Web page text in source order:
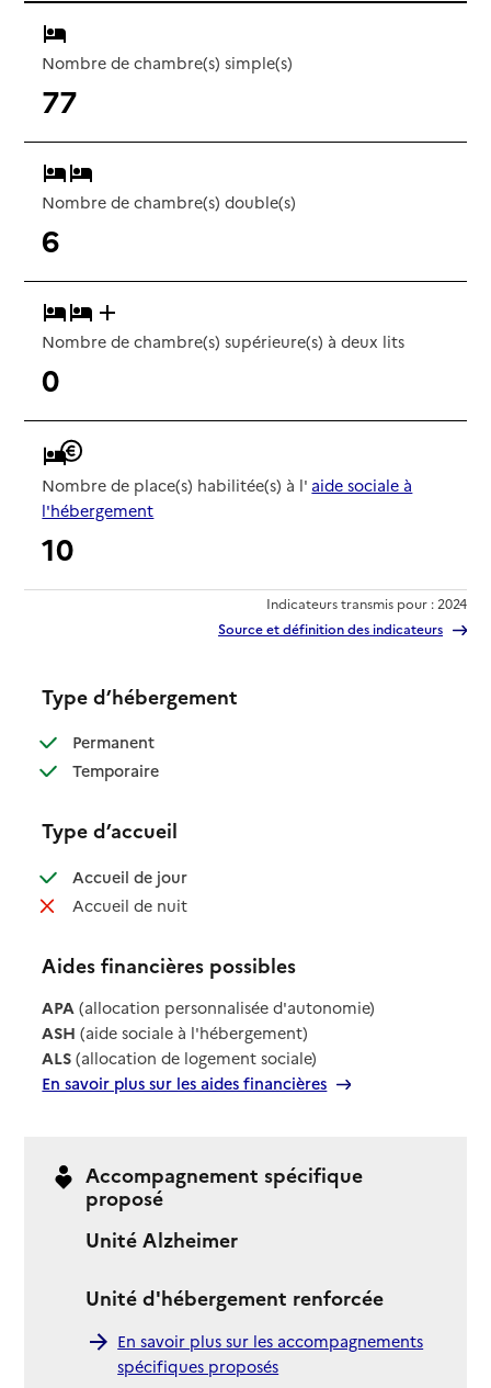
Nombre de chambre(s) simple(s)
77
Nombre de chambre(s) double(s)
6
Nombre de chambre(s) supérieure(s) à deux lits
0
Nombre de place(s) habilitée(s) à l' aide sociale à
l'hébergement
10
Indicateurs transmis pour : 2024
Source et définition des indicateurs
Type d’hébergement
Permanent: disponible
Temporaire: disponible
Type d’accueil
Accueil de jour: disponible
Accueil de nuit: non disponible
Aides financières possibles
APA (allocation personnalisée d'autonomie)
ASH (aide sociale à l'hébergement)
ALS (allocation de logement sociale)
En savoir plus sur les aides financières
Accompagnement spécifique
proposé
Unité Alzheimer
Unité d'hébergement renforcée
En savoir plus sur les accompagnements
spécifiques proposés